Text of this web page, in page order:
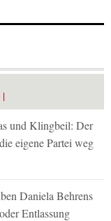
und Klingbeil: Der
eigene Partei weg
Daniela Behrens
Entlassung